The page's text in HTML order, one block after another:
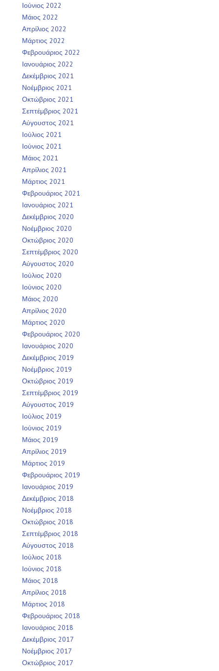
Ιούνιος 2022
Μάιος 2022
Απρίλιος 2022
Μάρτιος 2022
Φεβρουάριος 2022
Ιανουάριος 2022
Δεκέμβριος 2021
Νοέμβριος 2021
Οκτώβριος 2021
Σεπτέμβριος 2021
Αύγουστος 2021
Ιούλιος 2021
Ιούνιος 2021
Μάιος 2021
Απρίλιος 2021
Μάρτιος 2021
Φεβρουάριος 2021
Ιανουάριος 2021
Δεκέμβριος 2020
Νοέμβριος 2020
Οκτώβριος 2020
Σεπτέμβριος 2020
Αύγουστος 2020
Ιούλιος 2020
Ιούνιος 2020
Μάιος 2020
Απρίλιος 2020
Μάρτιος 2020
Φεβρουάριος 2020
Ιανουάριος 2020
Δεκέμβριος 2019
Νοέμβριος 2019
Οκτώβριος 2019
Σεπτέμβριος 2019
Αύγουστος 2019
Ιούλιος 2019
Ιούνιος 2019
Μάιος 2019
Απρίλιος 2019
Μάρτιος 2019
Φεβρουάριος 2019
Ιανουάριος 2019
Δεκέμβριος 2018
Νοέμβριος 2018
Οκτώβριος 2018
Σεπτέμβριος 2018
Αύγουστος 2018
Ιούλιος 2018
Ιούνιος 2018
Μάιος 2018
Απρίλιος 2018
Μάρτιος 2018
Φεβρουάριος 2018
Ιανουάριος 2018
Δεκέμβριος 2017
Νοέμβριος 2017
Οκτώβριος 2017